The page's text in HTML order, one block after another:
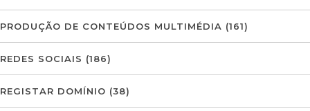
PRODUÇÃO DE CONTEÚDOS MULTIMÉDIA (161)
REDES SOCIAIS (186)
REGISTAR DOMÍNIO (38)